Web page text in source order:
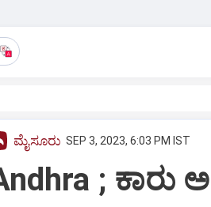
ಮೈಸೂರು SEP 3, 2023, 6:03 PM IST
; ಕಾರು